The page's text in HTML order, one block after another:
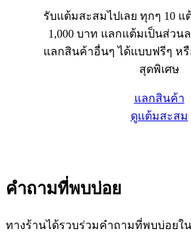
รับแต้มสะสมไปเลย ทุกๆ 10
1,000 บาท แลกแต้มเป็นส่วน
แลกสินค้าอื่นๆ ได้แบบฟรีๆ ห
สุดพิเศษ
แลกสินค้า
ดูแต้มสะสม
คำถามที่พบบ่อย
ทางร้านได้รวบร่วมคำถามที่พบบ่อยใ